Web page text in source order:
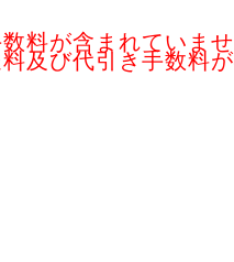
料が含まれていませ
及び代引き手数料が